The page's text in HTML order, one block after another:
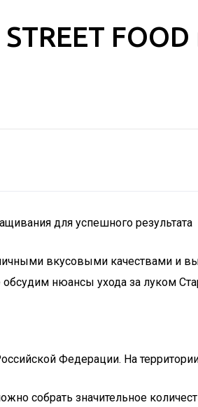
FOOD
для успешного результата
вкусовыми качествами и
нюансы ухода за луком
Федерации. На
собрать значительное